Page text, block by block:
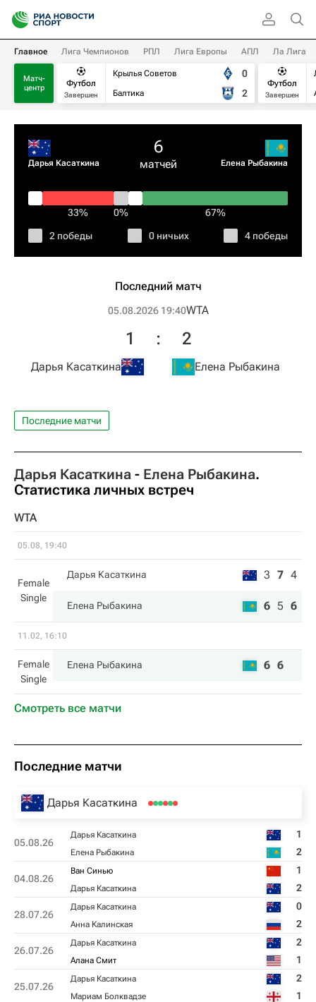
Главное Лига Чемпионов РПЛ Лига Европы АПЛ Ла Лига
Матч-
центр
Футбол
Завершен
Крылья Советов
Балтика
0
2
Футбол
Завершен
Дарья Касаткина
6
матчей Елена Рыбакина
33% 0% 67%
2 победы 0 ничьих 4 победы
Последний матч
05.08.2026 19:40WTA
Дарья Касаткина
1 : 2
Елена Рыбакина
Последние матчи
Дарья Касаткина - Елена Рыбакина.
Статистика личных встреч
WTA
05.08, 19:40
Female
Single
Дарья Касаткина 3 7 4
Елена Рыбакина 6 5 6
11.02, 16:10
Female
Single
Елена Рыбакина 6 6
Смотреть все матчи
Последние матчи
Дарья Касаткина
05.08.26
Дарья Касаткина 1
Елена Рыбакина 2
04.08.26
Ван Синью 1
Дарья Касаткина 2
28.07.26
Дарья Касаткина 0
Анна Калинская 2
26.07.26
Дарья Касаткина 2
Алана Смит 1
25.07.26
Дарья Касаткина 2
Мариам Болквадзе 1